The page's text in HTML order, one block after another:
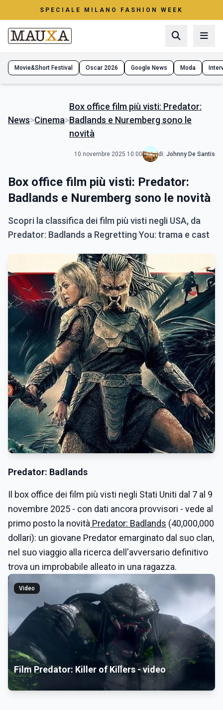
SPECIALE MILANO FASHION WEEK
Movie&Short Festival Oscar 2026 Google News Moda
News>Cinema>
Box office film più visti: Predator:
Badlands e Nuremberg sono le
novità
10 novembre 2025 10:00 di: Johnny De Santis
Box office film più visti: Predator:
Badlands e Nuremberg sono le novità
Scopri la classifica dei film più visti negli USA, da
Predator: Badlands a Regretting You: trama e cast
Predator: Badlands
Il box office dei film più visti negli Stati Uniti dal 7 al 9
novembre 2025 - con dati ancora provvisori - vede al
primo posto la novità Predator: Badlands (40,000,000
dollari): un giovane Predator emarginato dal suo clan,
nel suo viaggio alla ricerca dell'avversario definitivo
trova un improbabile alleato in una ragazza.
Video
Film Predator: Killer of Killers - video